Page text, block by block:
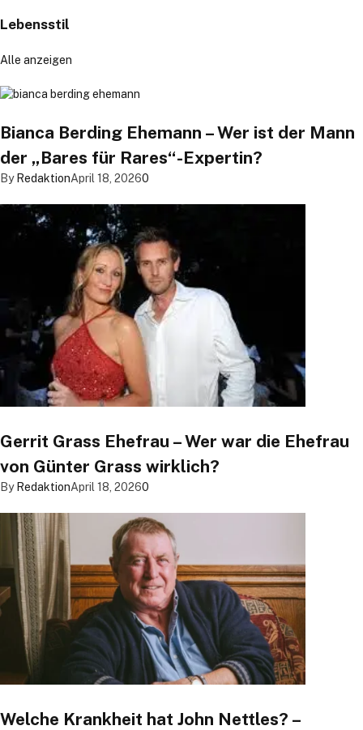
Lebensstil
Alle anzeigen
Bianca Berding Ehemann – Wer ist der Mann
der „Bares für Rares“-Expertin?
By RedaktionApril 18, 20260
Gerrit Grass Ehefrau – Wer war die Ehefrau
von Günter Grass wirklich?
By RedaktionApril 18, 20260
Welche Krankheit hat John Nettles? –